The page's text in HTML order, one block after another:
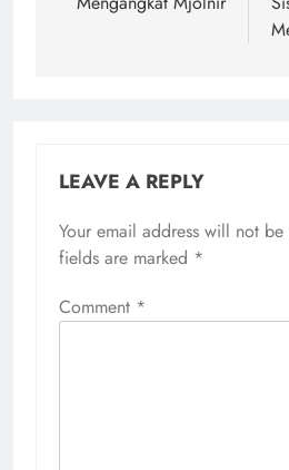
LEAVE A REPLY
Your email address will not
fields are marked *
Comment *